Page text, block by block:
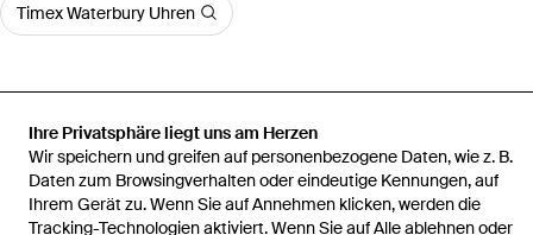
Ihre Privatsphäre liegt uns am Herzen
Wir speichern und greifen auf personenbezogene Daten, wie z. B.
Daten zum Browsingverhalten oder eindeutige Kennungen, auf
Ihrem Gerät zu. Wenn Sie auf Annehmen klicken, werden die
Tracking-Technologien aktiviert. Wenn Sie auf Alle ablehnen oder
Timex Waterbury Uhren
Startseite Herren Uhren Timex Uhren
Analoguhr Expedition
North Field Solar